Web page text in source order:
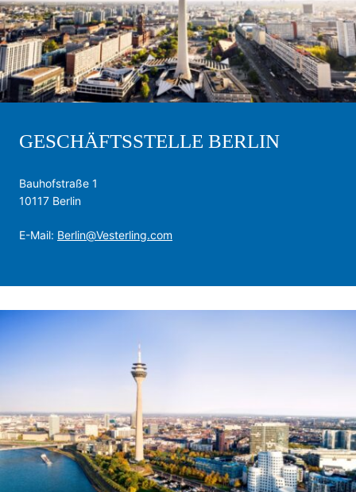
GESCHÄFTSSTELLE BERLIN
Bauhofstraße 1
10117 Berlin
E-Mail: Berlin@Vesterling.com